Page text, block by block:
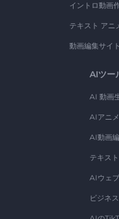
イントロ動画
テキスト アニ
動画編集サイ
AIツー
AI 動画
AIアニ
AI動画
テキス
AIウェ
ビジネ